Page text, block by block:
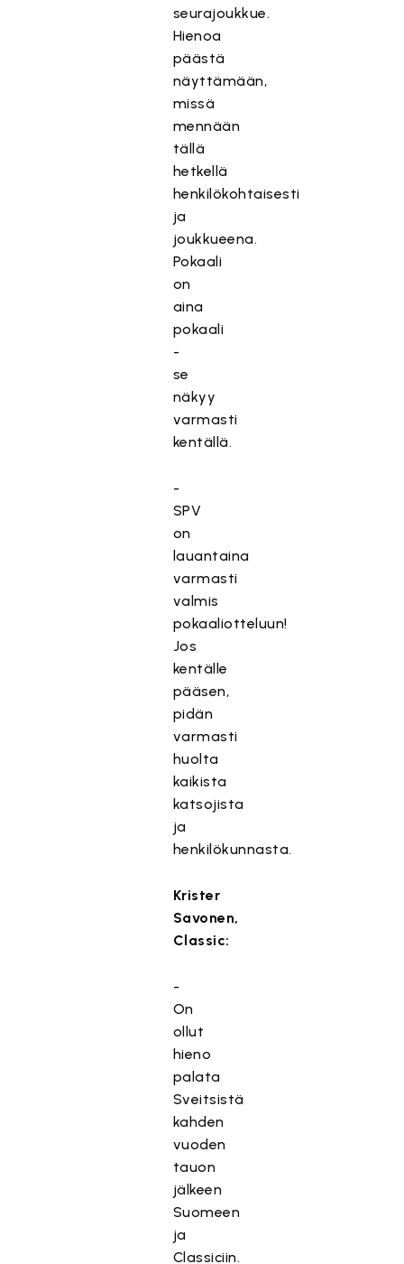
seurajoukkue.
Hienoa
päästä
näyttämään,
missä
mennään
tällä
hetkellä
henkilökohtaisesti
ja
joukkueena.
Pokaali
on
aina
pokaali
-
se
näkyy
varmasti
kentällä.
-
SPV
on
lauantaina
varmasti
valmis
pokaaliotteluun!
Jos
kentälle
pääsen,
pidän
varmasti
huolta
kaikista
katsojista
ja
henkilökunnasta.
Krister
Savonen,
Classic:
-
On
ollut
hieno
palata
Sveitsistä
kahden
vuoden
tauon
jälkeen
Suomeen
ja
Classiciin.